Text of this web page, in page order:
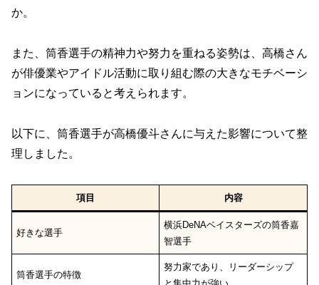
か。
また、筒香選手の精神力や努力を重ねる姿勢は、高橋さん
が俳優業やアイドル活動に取り組む際の大きなモチベーシ
ョンになっていると考えられます。
以下に、筒香選手が高橋優斗さんに与えた影響について整
理しました。
項目 内容
好きな選手
横浜DeNAベイスターズの筒香嘉
智選手
筒香選手の特徴
努力家であり、リーダーシップ